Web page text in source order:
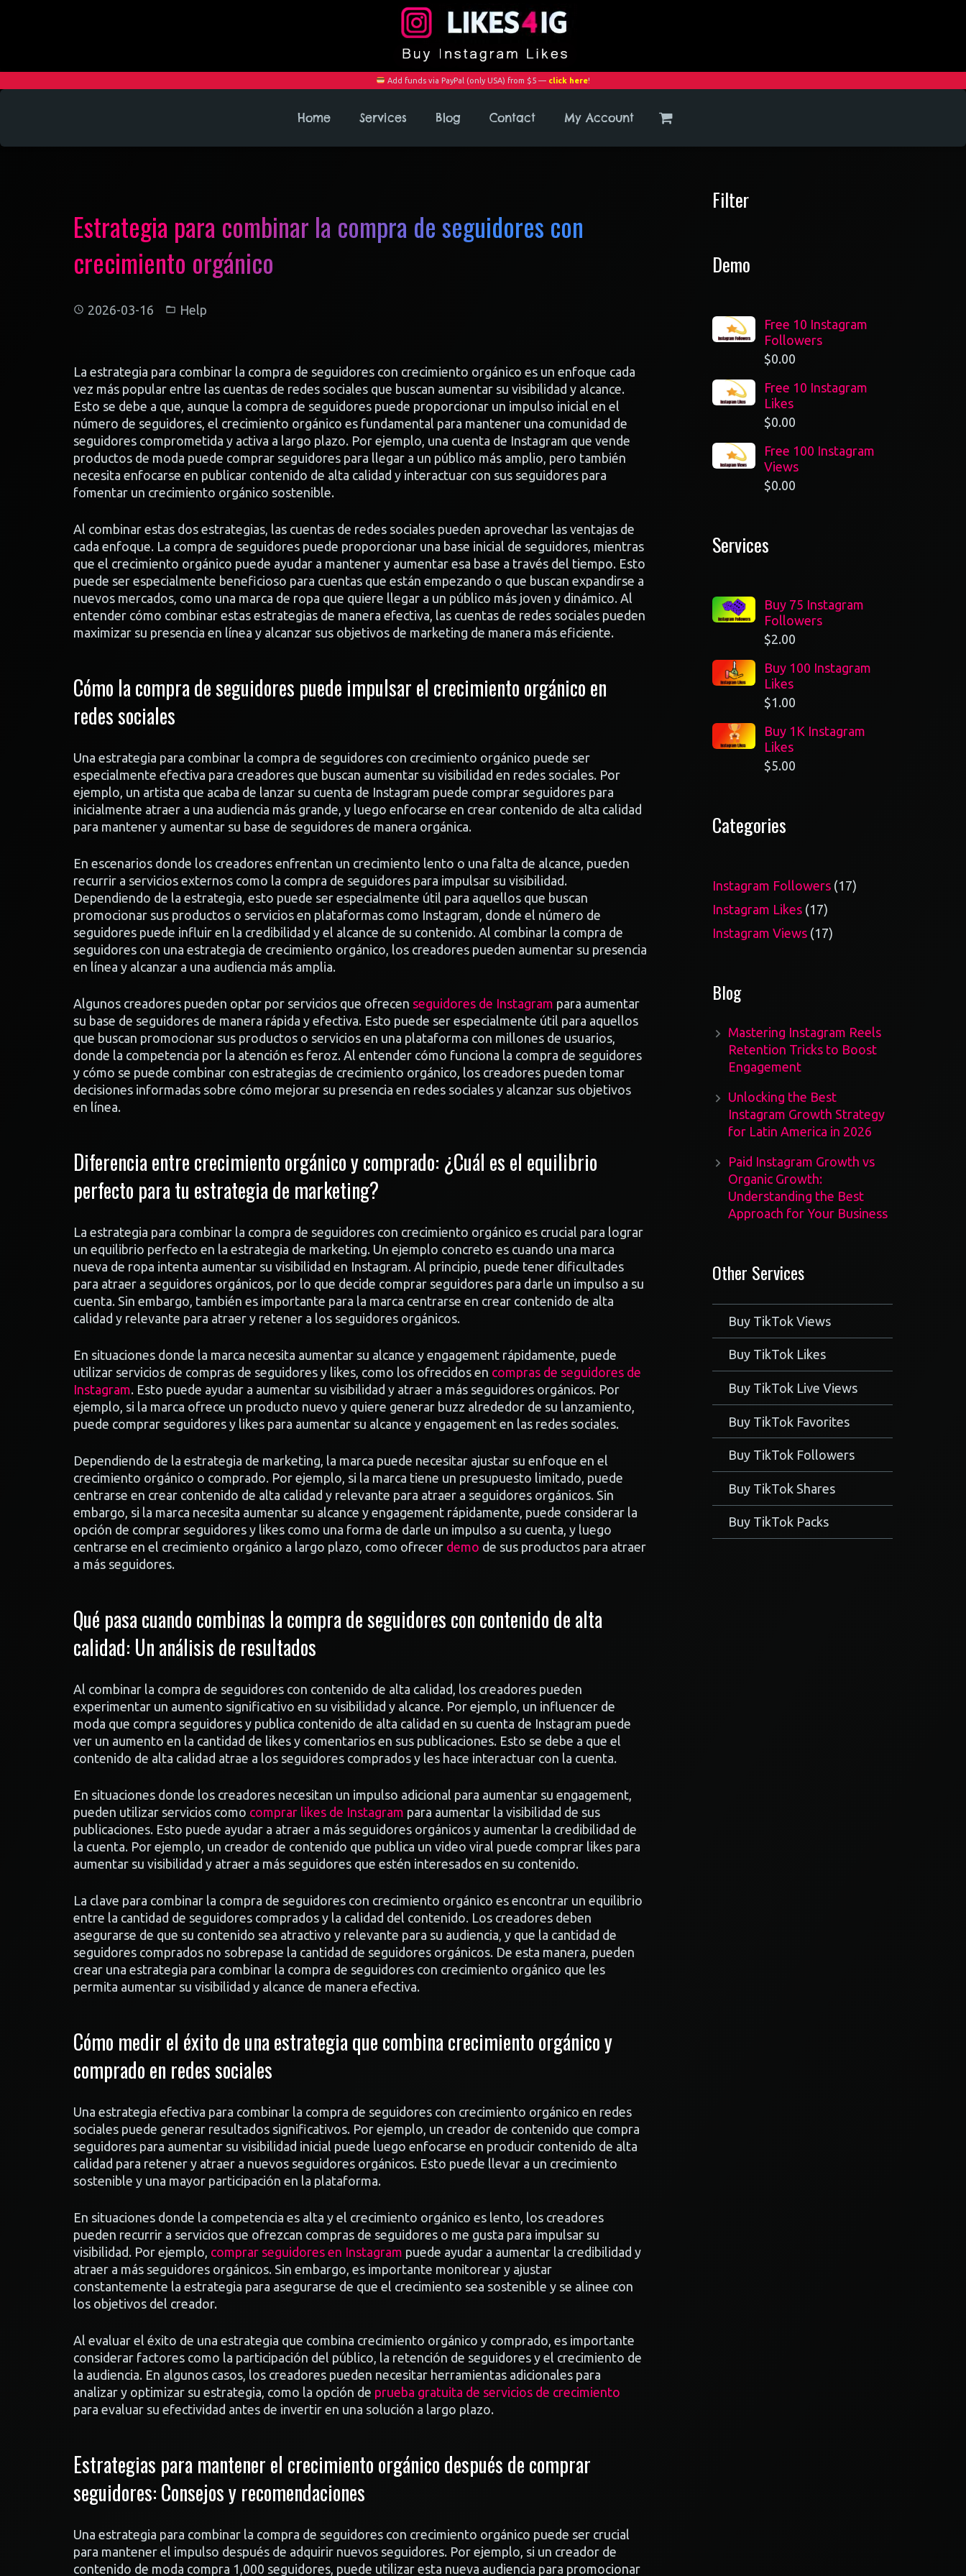
Add funds via PayPal (only USA) from $5 — click here!
Home Services Blog Contact My Account
Estrategia para combinar la compra de seguidores con
crecimiento orgánico
2026-03-16 Help
La estrategia para combinar la compra de seguidores con crecimiento orgánico es un enfoque cada
vez más popular entre las cuentas de redes sociales que buscan aumentar su visibilidad y alcance.
Esto se debe a que, aunque la compra de seguidores puede proporcionar un impulso inicial en el
número de seguidores, el crecimiento orgánico es fundamental para mantener una comunidad de
seguidores comprometida y activa a largo plazo. Por ejemplo, una cuenta de Instagram que vende
productos de moda puede comprar seguidores para llegar a un público más amplio, pero también
necesita enfocarse en publicar contenido de alta calidad y interactuar con sus seguidores para
fomentar un crecimiento orgánico sostenible.
Al combinar estas dos estrategias, las cuentas de redes sociales pueden aprovechar las ventajas de
cada enfoque. La compra de seguidores puede proporcionar una base inicial de seguidores, mientras
que el crecimiento orgánico puede ayudar a mantener y aumentar esa base a través del tiempo. Esto
puede ser especialmente beneficioso para cuentas que están empezando o que buscan expandirse a
nuevos mercados, como una marca de ropa que quiere llegar a un público más joven y dinámico. Al
entender cómo combinar estas estrategias de manera efectiva, las cuentas de redes sociales pueden
maximizar su presencia en línea y alcanzar sus objetivos de marketing de manera más eficiente.
Cómo la compra de seguidores puede impulsar el crecimiento orgánico en
redes sociales
Una estrategia para combinar la compra de seguidores con crecimiento orgánico puede ser
especialmente efectiva para creadores que buscan aumentar su visibilidad en redes sociales. Por
ejemplo, un artista que acaba de lanzar su cuenta de Instagram puede comprar seguidores para
inicialmente atraer a una audiencia más grande, y luego enfocarse en crear contenido de alta calidad
para mantener y aumentar su base de seguidores de manera orgánica.
En escenarios donde los creadores enfrentan un crecimiento lento o una falta de alcance, pueden
recurrir a servicios externos como la compra de seguidores para impulsar su visibilidad.
Dependiendo de la estrategia, esto puede ser especialmente útil para aquellos que buscan
promocionar sus productos o servicios en plataformas como Instagram, donde el número de
seguidores puede influir en la credibilidad y el alcance de su contenido. Al combinar la compra de
seguidores con una estrategia de crecimiento orgánico, los creadores pueden aumentar su presencia
en línea y alcanzar a una audiencia más amplia.
Algunos creadores pueden optar por servicios que ofrecen seguidores de Instagram para aumentar
su base de seguidores de manera rápida y efectiva. Esto puede ser especialmente útil para aquellos
que buscan promocionar sus productos o servicios en una plataforma con millones de usuarios,
donde la competencia por la atención es feroz. Al entender cómo funciona la compra de seguidores
y cómo se puede combinar con estrategias de crecimiento orgánico, los creadores pueden tomar
decisiones informadas sobre cómo mejorar su presencia en redes sociales y alcanzar sus objetivos
en línea.
Diferencia entre crecimiento orgánico y comprado: ¿Cuál es el equilibrio
perfecto para tu estrategia de marketing?
La estrategia para combinar la compra de seguidores con crecimiento orgánico es crucial para lograr
un equilibrio perfecto en la estrategia de marketing. Un ejemplo concreto es cuando una marca
nueva de ropa intenta aumentar su visibilidad en Instagram. Al principio, puede tener dificultades
para atraer a seguidores orgánicos, por lo que decide comprar seguidores para darle un impulso a su
cuenta. Sin embargo, también es importante para la marca centrarse en crear contenido de alta
calidad y relevante para atraer y retener a los seguidores orgánicos.
En situaciones donde la marca necesita aumentar su alcance y engagement rápidamente, puede
utilizar servicios de compras de seguidores y likes, como los ofrecidos en compras de seguidores de
Instagram. Esto puede ayudar a aumentar su visibilidad y atraer a más seguidores orgánicos. Por
ejemplo, si la marca ofrece un producto nuevo y quiere generar buzz alrededor de su lanzamiento,
puede comprar seguidores y likes para aumentar su alcance y engagement en las redes sociales.
Dependiendo de la estrategia de marketing, la marca puede necesitar ajustar su enfoque en el
crecimiento orgánico o comprado. Por ejemplo, si la marca tiene un presupuesto limitado, puede
centrarse en crear contenido de alta calidad y relevante para atraer a seguidores orgánicos. Sin
embargo, si la marca necesita aumentar su alcance y engagement rápidamente, puede considerar la
opción de comprar seguidores y likes como una forma de darle un impulso a su cuenta, y luego
centrarse en el crecimiento orgánico a largo plazo, como ofrecer demo de sus productos para atraer
a más seguidores.
Qué pasa cuando combinas la compra de seguidores con contenido de alta
calidad: Un análisis de resultados
Al combinar la compra de seguidores con contenido de alta calidad, los creadores pueden
experimentar un aumento significativo en su visibilidad y alcance. Por ejemplo, un influencer de
moda que compra seguidores y publica contenido de alta calidad en su cuenta de Instagram puede
ver un aumento en la cantidad de likes y comentarios en sus publicaciones. Esto se debe a que el
contenido de alta calidad atrae a los seguidores comprados y les hace interactuar con la cuenta.
En situaciones donde los creadores necesitan un impulso adicional para aumentar su engagement,
pueden utilizar servicios como comprar likes de Instagram para aumentar la visibilidad de sus
publicaciones. Esto puede ayudar a atraer a más seguidores orgánicos y aumentar la credibilidad de
la cuenta. Por ejemplo, un creador de contenido que publica un video viral puede comprar likes para
aumentar su visibilidad y atraer a más seguidores que estén interesados en su contenido.
La clave para combinar la compra de seguidores con crecimiento orgánico es encontrar un equilibrio
entre la cantidad de seguidores comprados y la calidad del contenido. Los creadores deben
asegurarse de que su contenido sea atractivo y relevante para su audiencia, y que la cantidad de
seguidores comprados no sobrepase la cantidad de seguidores orgánicos. De esta manera, pueden
crear una estrategia para combinar la compra de seguidores con crecimiento orgánico que les
permita aumentar su visibilidad y alcance de manera efectiva.
Cómo medir el éxito de una estrategia que combina crecimiento orgánico y
comprado en redes sociales
Una estrategia efectiva para combinar la compra de seguidores con crecimiento orgánico en redes
sociales puede generar resultados significativos. Por ejemplo, un creador de contenido que compra
seguidores para aumentar su visibilidad inicial puede luego enfocarse en producir contenido de alta
calidad para retener y atraer a nuevos seguidores orgánicos. Esto puede llevar a un crecimiento
sostenible y una mayor participación en la plataforma.
En situaciones donde la competencia es alta y el crecimiento orgánico es lento, los creadores
pueden recurrir a servicios que ofrezcan compras de seguidores o me gusta para impulsar su
visibilidad. Por ejemplo, comprar seguidores en Instagram puede ayudar a aumentar la credibilidad y
atraer a más seguidores orgánicos. Sin embargo, es importante monitorear y ajustar
constantemente la estrategia para asegurarse de que el crecimiento sea sostenible y se alinee con
los objetivos del creador.
Al evaluar el éxito de una estrategia que combina crecimiento orgánico y comprado, es importante
considerar factores como la participación del público, la retención de seguidores y el crecimiento de
la audiencia. En algunos casos, los creadores pueden necesitar herramientas adicionales para
analizar y optimizar su estrategia, como la opción de prueba gratuita de servicios de crecimiento
para evaluar su efectividad antes de invertir en una solución a largo plazo.
Estrategias para mantener el crecimiento orgánico después de comprar
seguidores: Consejos y recomendaciones
Una estrategia para combinar la compra de seguidores con crecimiento orgánico puede ser crucial
para mantener el impulso después de adquirir nuevos seguidores. Por ejemplo, si un creador de
contenido de moda compra 1,000 seguidores, puede utilizar esta nueva audiencia para promocionar
Filter
Demo
Free 10 Instagram
Followers
$0.00
Free 10 Instagram
Likes
$0.00
Free 100 Instagram
Views
$0.00
Services
Buy 75 Instagram
Followers
$2.00
Buy 100 Instagram
Likes
$1.00
Buy 1K Instagram
Likes
$5.00
Categories
Instagram Followers 1717
Instagram Likes 1717
products
Instagram Views 1717
Blog
Mastering Instagram Reels
Retention Tricks to Boost
Engagement
Unlocking the Best
Instagram Growth Strategy
for Latin America in 2026
Paid Instagram Growth vs
Organic Growth:
Understanding the Best
Approach for Your Business
Other Services
Buy TikTok Views
Buy TikTok Likes
Buy TikTok Live Views
Buy TikTok Favorites
Buy TikTok Followers
Buy TikTok Shares
Buy TikTok Packs